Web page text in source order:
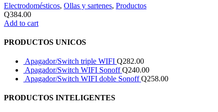
Electrodomésticos, Ollas y sartenes, Productos
Q384.00
Add to cart
PRODUCTOS UNICOS
Apagador/Switch triple WIFI Q282.00
Apagador/Switch WIFI SonoffQ240.00
Apagador/Switch WIFI doble SonoffQ258.00
PRODUCTOS INTELIGENTES